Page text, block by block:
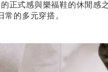
正式感與樂福鞋的休閒感
常的多元穿搭。